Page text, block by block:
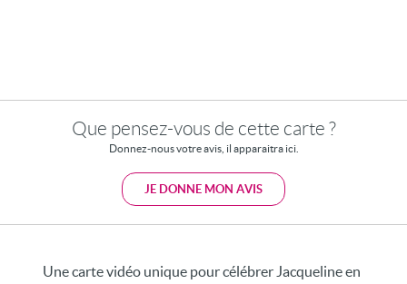
Que pensez-vous de cette carte ?
Donnez-nous votre avis, il apparaitra ici.
JE DONNE MON AVIS
Une carte vidéo unique pour célébrer Jacqueline en